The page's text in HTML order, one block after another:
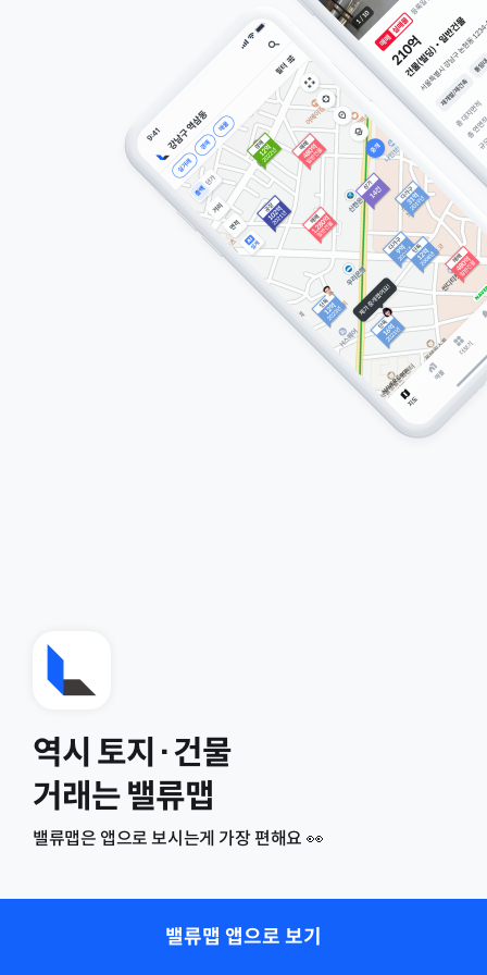
역시 토지·건물
거래는 밸류맵
밸류맵은 앱으로 보시는게 가장 편해요 👀
밸류맵 앱으로 보기